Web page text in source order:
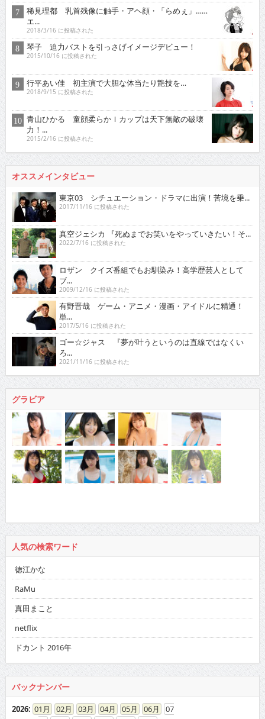
稀見理都 乳首残像に触手・アヘ顔・「らめぇ」……
エ...
2018/3/16 に投稿された
琴子 迫力バストを引っさげイメージデビュー！
2015/10/16 に投稿された
行平あい佳 初主演で大胆な体当たり艶技を…
2018/9/15 に投稿された
青山ひかる 童顔柔らかＩカップは天下無敵の破壊
力！...
2015/2/16 に投稿された
オススメインタビュー
東京03 シチュエーション・ドラマに出演！苦境を乗...
2017/11/16 に投稿された
真空ジェシカ 『死ぬまでお笑いをやっていきたい！そ...
2022/7/16 に投稿された
ロザン クイズ番組でもお馴染み！高学歴芸人として
ブ...
2009/12/16 に投稿された
有野晋哉 ゲーム・アニメ・漫画・アイドルに精通！
単...
2017/5/16 に投稿された
ゴー☆ジャス 『夢が叶うというのは直線ではなくい
ろ...
2021/11/16 に投稿された
グラビア
人気の検索ワード
徳江かな
RaMu
真田まこと
netflix
ドカント 2016年
バックナンバー
2026: 01 02 03 04 05 06
07